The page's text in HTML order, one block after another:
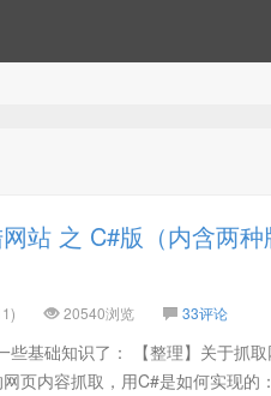
网站 之 C#版（内含两
20540浏览 33评论
些基础知识了： 【整理】关于抓
页内容抓取，用C#是如何实现的